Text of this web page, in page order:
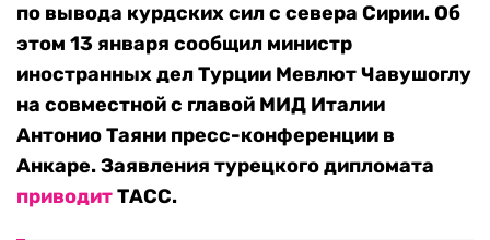
по вывода курдских сил с севера Сирии. Об
этом 13 января сообщил министр
иностранных дел Турции Мевлют Чавушоглу
на совместной с главой МИД Италии
Антонио Таяни пресс-конференции в
Анкаре. Заявления турецкого дипломата
приводитТАСС.